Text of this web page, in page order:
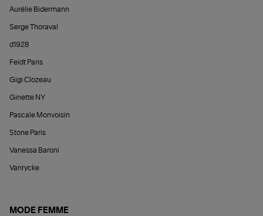
Aurélie Bidermann
Serge Thoraval
d1928
Feidt Paris
Gigi Clozeau
Ginette NY
Pascale Monvoisin
Stone Paris
Vanessa Baroni
Vanrycke
MODE FEMME